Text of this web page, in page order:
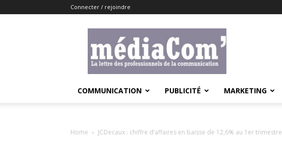
Connecter / rejoindre
COMMUNICATION PUBLICITÉ MARKETING
Home JCDecaux : chiffre d’affaires en baisse de 12,6% au 1er trimestre